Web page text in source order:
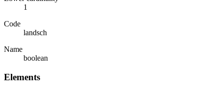
1
Code
landsch
Name
boolean
Elements